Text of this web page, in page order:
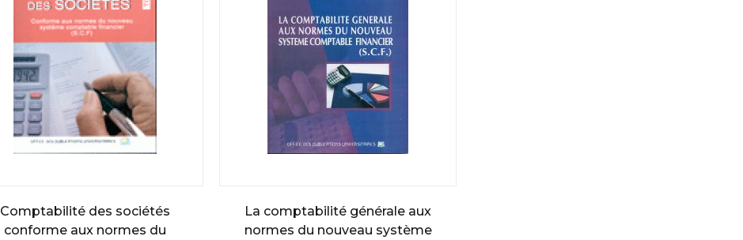
Comptabilité des sociétés
conforme aux normes du
La comptabilité générale aux
normes du nouveau système